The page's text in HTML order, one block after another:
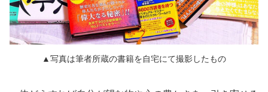
▲写真は筆者所蔵の書籍を自宅にて撮影したもの